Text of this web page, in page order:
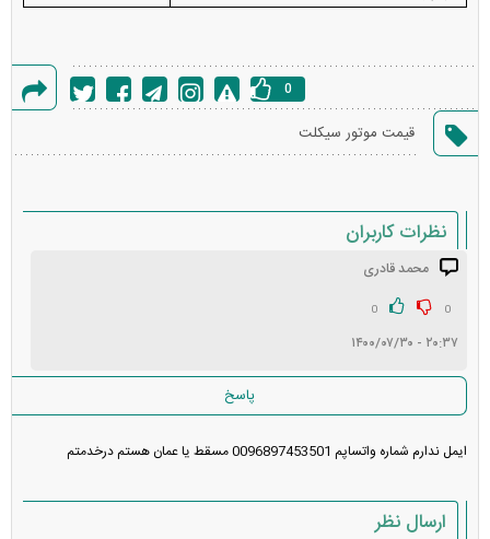
خطا
0
قیمت موتور سیکلت
نظرات کاربران
محمد قادری
0
0
۲۰:۳۷ - ۱۴۰۰/۰۷/۳۰
پاسخ
ایمل ندارم شماره واتساپم 0096897453501 مسقط یا عمان هستم درخدمتم
ارسال نظر